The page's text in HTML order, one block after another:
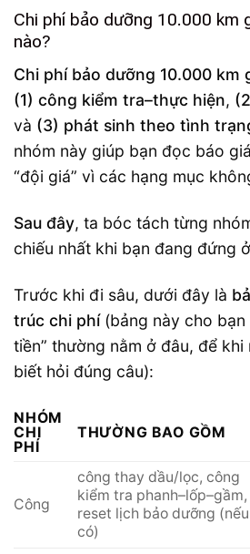
Chi phí bảo dưỡng 10.000 km
nào?
Chi phí bảo dưỡng 10.000 km
(1) công kiểm tra–thực hiện,
và (3) phát sinh theo tình
nhóm này giúp bạn đọc báo
“đội giá” vì các hạng mục
Sau đây, ta bóc tách từng
chiếu nhất khi bạn đang đứng
Trước khi đi sâu, dưới đây là
trúc chi phí(bảng này cho bạn
tiền” thường nằm ở đâu, để khi
biết hỏi đúng câu):
NHÓM
CHI
PHÍ
THƯỜNG BAO GỒM
Công
công thay dầu/lọc, công
kiểm tra phanh–lốp–gầm,
reset lịch bảo dưỡng (nếu
có)